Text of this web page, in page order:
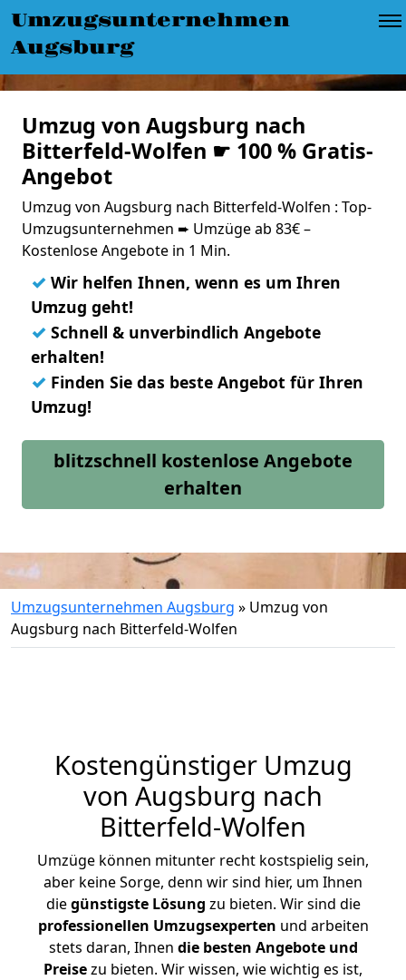
Umzugsunternehmen
Augsburg
Umzug von Augsburg nach
Bitterfeld-Wolfen ☛ 100 % Gratis-
Angebot
Umzug von Augsburg nach Bitterfeld-Wolfen : Top-
Umzugsunternehmen ➨ Umzüge ab 83€ –
Kostenlose Angebote in 1 Min.
✓ Wir helfen Ihnen, wenn es um Ihren
Umzug geht!
✓ Schnell & unverbindlich Angebote
erhalten!
✓ Finden Sie das beste Angebot für Ihren
Umzug!
blitzschnell kostenlose Angebote
erhalten
Umzugsunternehmen Augsburg » Umzug von
Augsburg nach Bitterfeld-Wolfen
Kostengünstiger Umzug
von Augsburg nach
Bitterfeld-Wolfen
Umzüge können mitunter recht kostspielig sein,
aber keine Sorge, denn wir sind hier, um Ihnen
diegünstigste Lösung zu bieten. Wir sind die
professionellen Umzugsexperten und arbeiten
stets daran, Ihnen die besten Angebote und
Preisezu bieten. Wir wissen, wie wichtig es ist,